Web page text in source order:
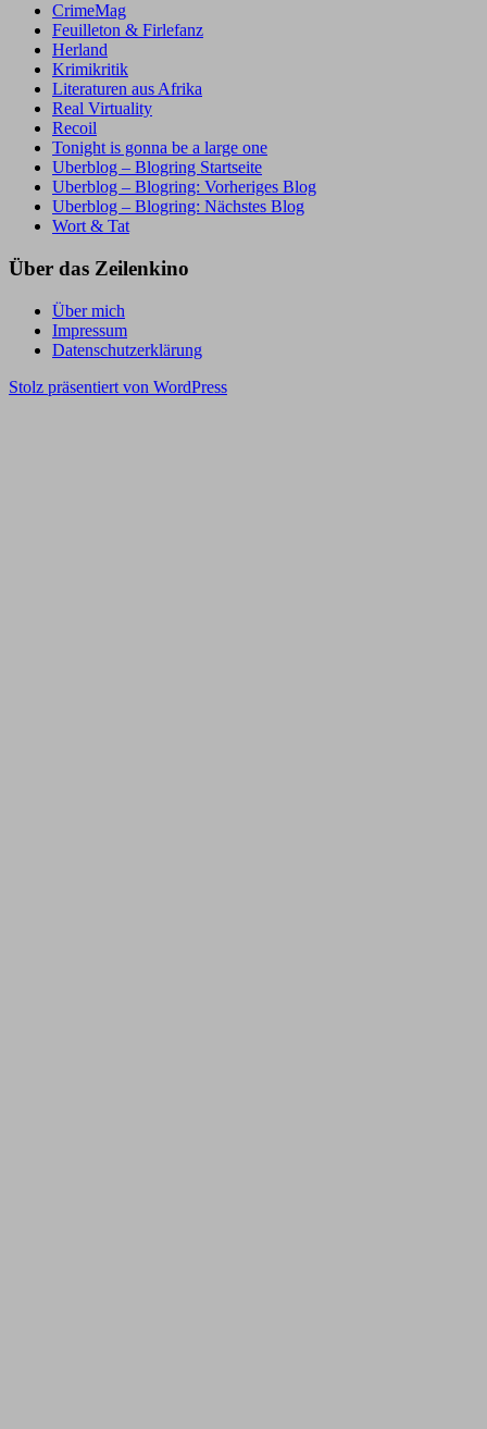
CrimeMag
Feuilleton & Firlefanz
Herland
Krimikritik
Literaturen aus Afrika
Real Virtuality
Recoil
Tonight is gonna be a large one
Uberblog – Blogring Startseite
Uberblog – Blogring: Vorheriges Blog
Uberblog – Blogring: Nächstes Blog
Wort & Tat
Über das Zeilenkino
Über mich
Impressum
Datenschutzerklärung
Stolz präsentiert von WordPress